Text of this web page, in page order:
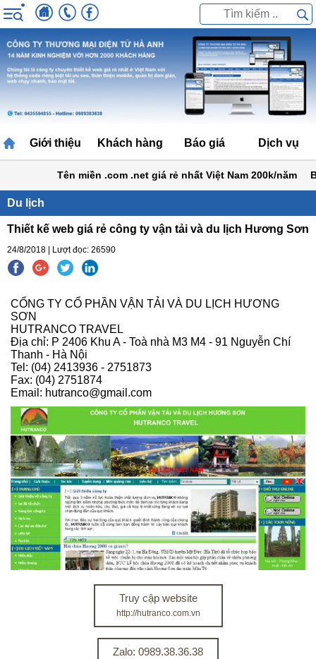
Giới thiệu Khách hàng Báo giá Dịch vụ
Tên miền .com .net giá rẻ nhất Việt Nam 200k/năm
Du lịch
Thiết kế web giá rẻ công ty vận tải và du lịch Hương Sơn
24/8/2018 | Lượt đọc: 26590
CỔNG TY CỔ PHẦN VẬN TẢI VÀ DU LỊCH HƯƠNG
SƠN
HUTRANCO TRAVEL
Địa chỉ: P 2406 Khu A - Toà nhà M3 M4 - 91 Nguyễn Chí
Thanh - Hà Nội
Tel: (04) 2413936 - 2751873
Fax: (04) 2751874
Email: hutranco@gmail.com
Truy cập website
http://hutranco.com.vn
Zalo: 0989.38.36.38